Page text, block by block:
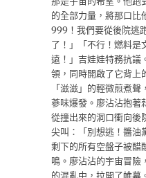
的全部力量，將那口比
999！我們要從後院逃
了！」「不行！燃料是
遠！」吉娃娃特務抗議
領，同時開啟了它背上
「滋滋」的輕微煎煮
蔘味爆發。廖沾沾抱
從撞出來的洞口衝向後
尖叫：「別想逃！醬油
剩下的所有空盤子被醋
鳴。廖沾沾的宇宙冒險
的混亂中，拉開了帷幕